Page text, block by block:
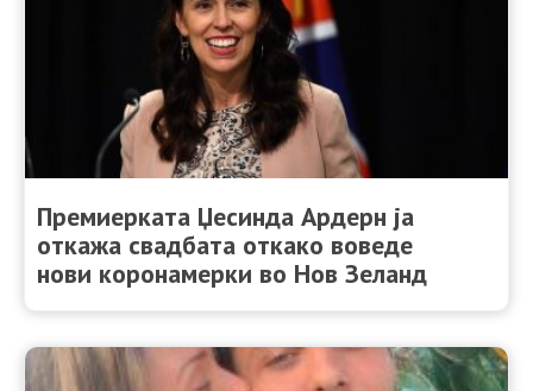
Премиерката Џесинда Ардерн ја
откажа свадбата откако воведе
нови коронамерки во Нов Зеланд